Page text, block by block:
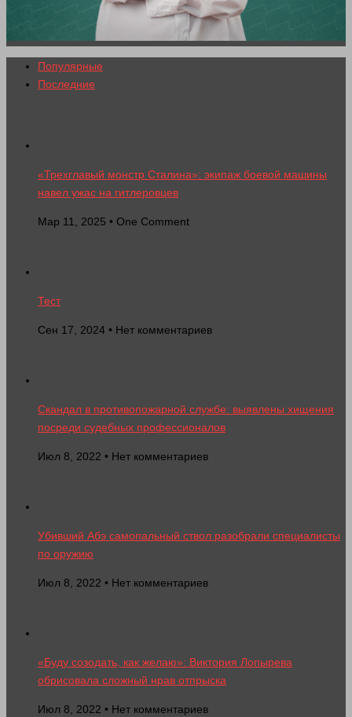
Популярные
Последние
«Трехглавый монстр Сталина»: экипаж боевой машины
навел ужас на гитлеровцев
Мар 11, 2025 • One Comment
Тест
Сен 17, 2024 • Нет комментариев
Скандал в противопожарной службе: выявлены хищения
посреди судебных профессионалов
Июл 8, 2022 • Нет комментариев
Убивший Абэ самопальный ствол разобрали специалисты
по оружию
Июл 8, 2022 • Нет комментариев
«Буду созодать, как желаю»: Виктория Лопырева
обрисовала сложный нрав отпрыска
Июл 8, 2022 • Нет комментариев